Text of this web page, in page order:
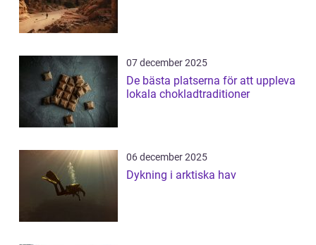
07 december 2025
De bästa platserna för att uppleva
lokala chokladtraditioner
06 december 2025
Dykning i arktiska hav